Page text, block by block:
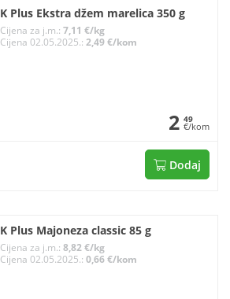
K Plus Ekstra džem marelica 350 g
Cijena za j.m.: 7,11 €/kg
Cijena 02.05.2025.: 2,49 €/kom
2 49
€/kom
Dodaj
K Plus Majoneza classic 85 g
Cijena za j.m.: 8,82 €/kg
Cijena 02.05.2025.: 0,66 €/kom